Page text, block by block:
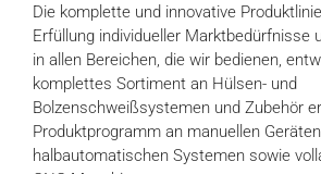
Die komplette und innovative
Erfüllung individueller Marktbedürfnisse
in allen Bereichen, die wir bedienen,
komplettes Sortiment an Hülsen- und
Bolzenschweißsystemen und Zubehör
Produktprogramm an manuellen
halbautomatischen Systemen sowie